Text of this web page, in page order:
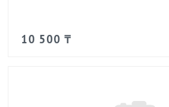
10 500 ₸